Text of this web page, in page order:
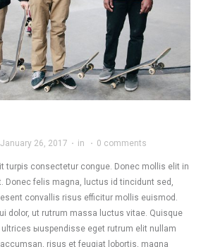
January 26, 2017 · in · 0 comments
turpis consectetur congue. Donec mollis elit in
Donec felis magna, luctus id tincidunt sed,
convallis risus efficitur mollis euismod.
dolor, ut rutrum massa luctus vitae. Quisque
ыuspendisse eget rutrum elit nullam
risus et feugiat lobortis, magna